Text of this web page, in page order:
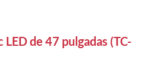
de 47 pulgadas (TC-